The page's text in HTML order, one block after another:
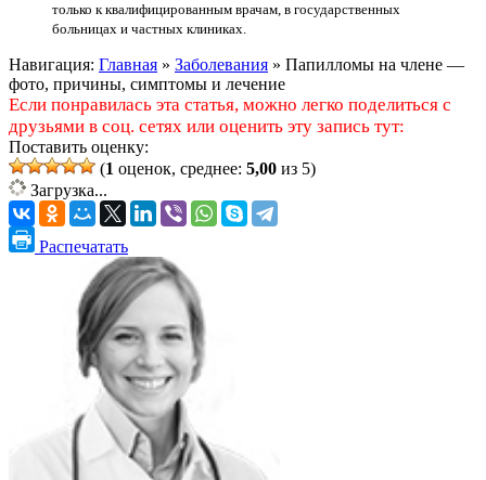
только к квалифицированным врачам, в государственных
больницах и частных клиниках.
Навигация: Главная » Заболевания » Папилломы на члене —
фото, причины, симптомы и лечение
Если понравилась эта статья, можно легко поделиться с
друзьями в соц. сетях или оценить эту запись тут:
Поставить оценку:
(1 оценок, среднее: 5,00 из 5)
Загрузка...
Распечатать